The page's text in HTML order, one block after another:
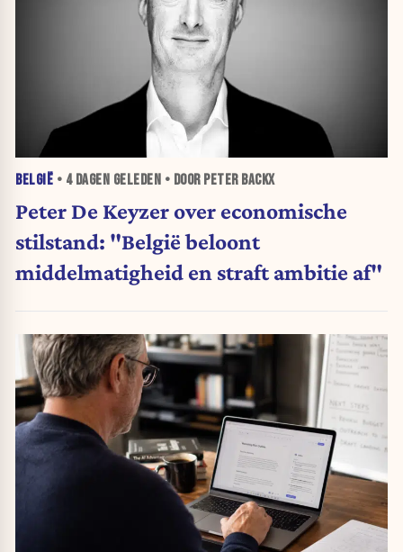
BELGIË • 4 DAGEN GELEDEN • DOOR PETER BACKX
Peter De Keyzer over economische
stilstand: "België beloont
middelmatigheid en straft ambitie af"